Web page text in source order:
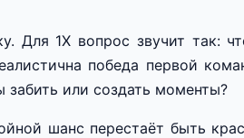
Для 1X вопрос звучит так:
победа первой
или создать моменты?
шанс перестаёт быть